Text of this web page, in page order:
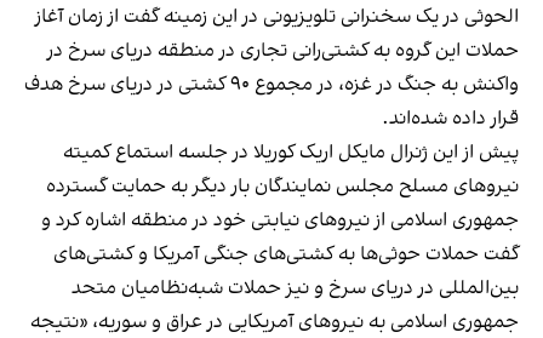
الحوثی در یک سخنرانی تلویزیونی در این زمینه گفت از زمان آغاز
حملات این گروه به کشتی‌رانی تجاری در منطقه دریای سرخ در
واکنش به جنگ در غزه، در مجموع ۹۰ کشتی در دریای سرخ هدف
قرار داده‌ شده‌اند.
پیش از این ژنرال مایکل اریک کوریلا در جلسه استماع کمیته
نیروهای مسلح مجلس نمایندگان بار دیگر به حمایت گسترده
جمهوری اسلامی از نیروهای نیابتی خود در منطقه اشاره کرد و
گفت حملات حوثی‌ها به کشتی‌های جنگی آمریکا و کشتی‌های
بین‌المللی در دریای سرخ و نیز حملات شبه‌نظامیان متحد
جمهوری اسلامی به نیروهای آمریکایی در عراق و سوریه، «نتیجه